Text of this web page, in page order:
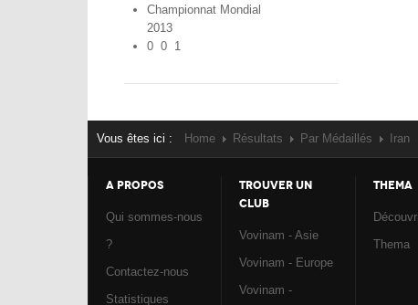
Championnat Mondial
2013
0 0 1
Vous êtes ici : Home Résultats Par Médaillés Iran
A PROPOS
Qui sommes-nous
?
Contactez-nous
Statistiques
TROUVER UN
CLUB
Vovinam - Asie
Vovinam - Europe
Vovinam -
THEMA
Thema